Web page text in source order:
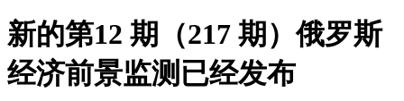
新的第12 期（217 期）俄罗斯
经济前景监测已经发布